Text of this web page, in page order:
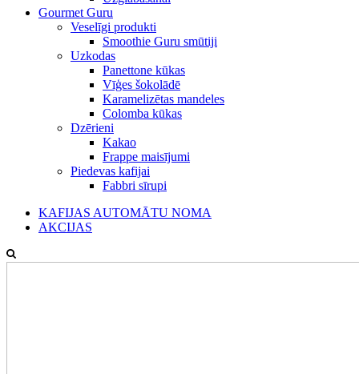
Gourmet Guru
Veselīgi produkti
Smoothie Guru smūtiji
Uzkodas
Panettone kūkas
Vīģes šokolādē
Karamelizētas mandeles
Colomba kūkas
Dzērieni
Kakao
Frappe maisījumi
Piedevas kafijai
Fabbri sīrupi
KAFIJAS AUTOMĀTU NOMA
AKCIJAS